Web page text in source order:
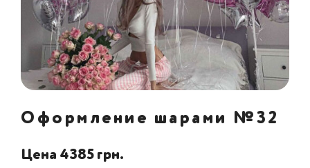
Оформление шарами №32
Цена 4385 грн.